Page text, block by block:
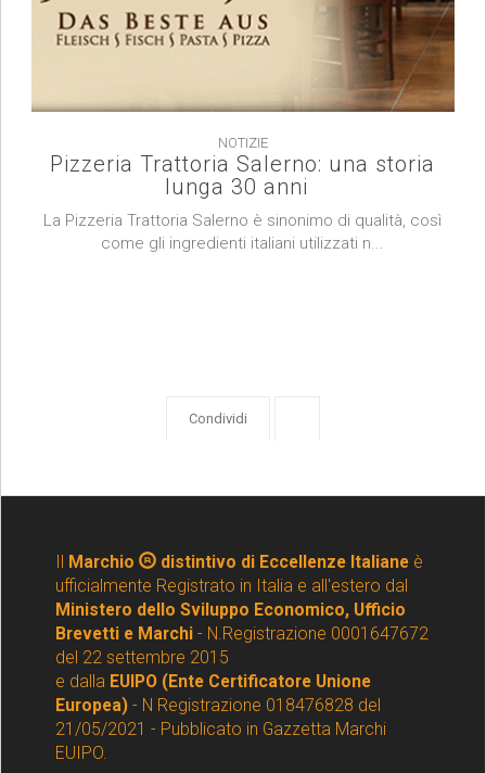
NOTIZIE
Pizzeria Trattoria Salerno: una storia
lunga 30 anni
La Pizzeria Trattoria Salerno è sinonimo di qualità, così
come gli ingredienti italiani utilizzati n...
Condividi
Il Marchio distintivo di Eccellenze Italianeè
ufficialmente Registrato in Italia e all'estero dal
Ministero dello Sviluppo Economico, Ufficio
Brevetti e Marchi - N.Registrazione 0001647672
del 22 settembre 2015
e dalla EUIPO (Ente Certificatore Unione
Europea) - N Registrazione 018476828 del
21/05/2021 - Pubblicato in Gazzetta Marchi
EUIPO.